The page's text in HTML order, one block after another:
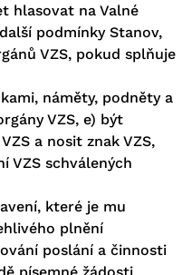
hlasovat na Valné
podmínky Stanov,
VZS, pokud splňuje
náměty, podněty a
VZS, e) být
a nosit znak VZS,
VZS schválených
které je mu
plnění
poslání a činnosti